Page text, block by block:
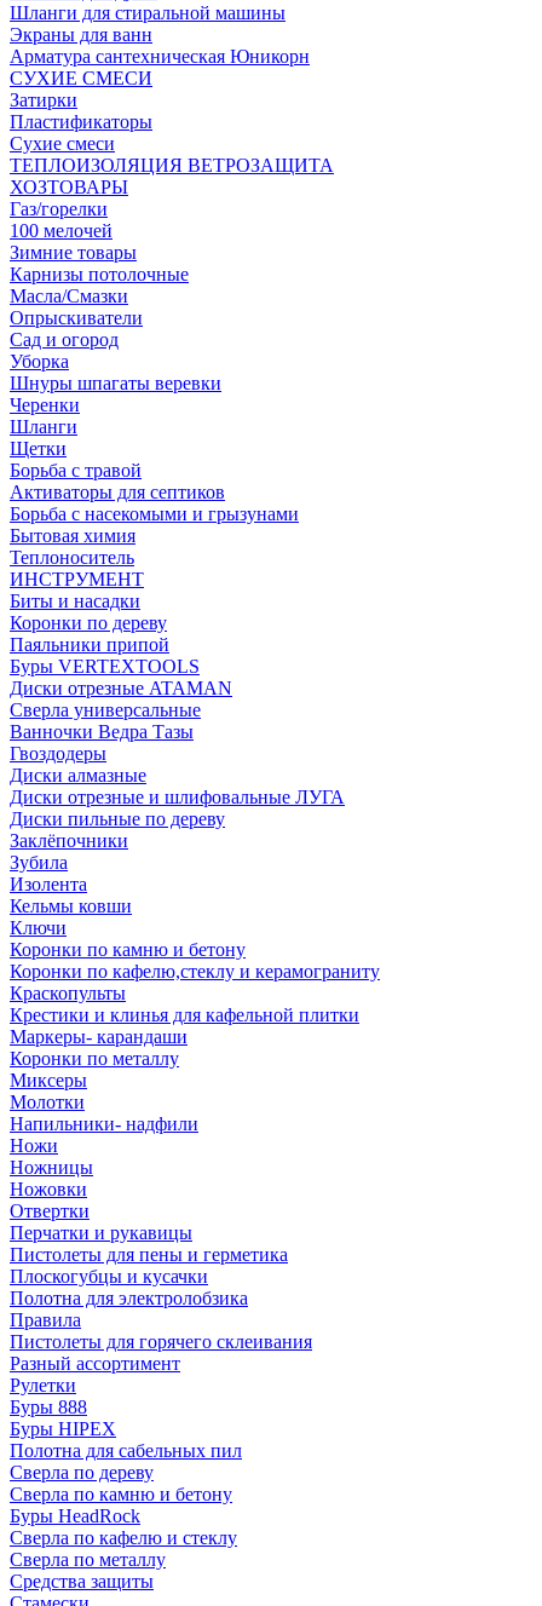
Шланги для стиральной машины
Экраны для ванн
Арматура сантехническая Юникорн
СУХИЕ СМЕСИ
Затирки
Пластификаторы
Сухие смеси
ТЕПЛОИЗОЛЯЦИЯ ВЕТРОЗАЩИТА
ХОЗТОВАРЫ
Газ/горелки
100 мелочей
Зимние товары
Карнизы потолочные
Масла/Смазки
Опрыскиватели
Сад и огород
Уборка
Шнуры шпагаты веревки
Черенки
Шланги
Щетки
Борьба с травой
Активаторы для септиков
Борьба с насекомыми и грызунами
Бытовая химия
Теплоноситель
ИНСТРУМЕНТ
Биты и насадки
Коронки по дереву
Паяльники припой
Буры VERTEXTOOLS
Диски отрезные ATAMAN
Сверла универсальные
Ванночки Ведра Тазы
Гвоздодеры
Диски алмазные
Диски отрезные и шлифовальные ЛУГА
Диски пильные по дереву
Заклёпочники
Зубила
Изолента
Кельмы ковши
Ключи
Коронки по камню и бетону
Коронки по кафелю,стеклу и керамограниту
Краскопульты
Крестики и клинья для кафельной плитки
Маркеры- карандаши
Коронки по металлу
Миксеры
Молотки
Напильники- надфили
Ножи
Ножницы
Ножовки
Отвертки
Перчатки и рукавицы
Пистолеты для пены и герметика
Плоскогубцы и кусачки
Полотна для электролобзика
Правила
Пистолеты для горячего склеивания
Разный ассортимент
Рулетки
Буры 888
Буры HIPEX
Полотна для сабельных пил
Сверла по дереву
Сверла по камню и бетону
Буры HeadRock
Сверла по кафелю и стеклу
Сверла по металлу
Средства защиты